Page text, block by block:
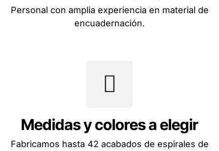
Personal con amplia experiencia en material de
encuadernación.
Medidas y colores a elegir
Fabricamos hasta 42 acabados de espirales de